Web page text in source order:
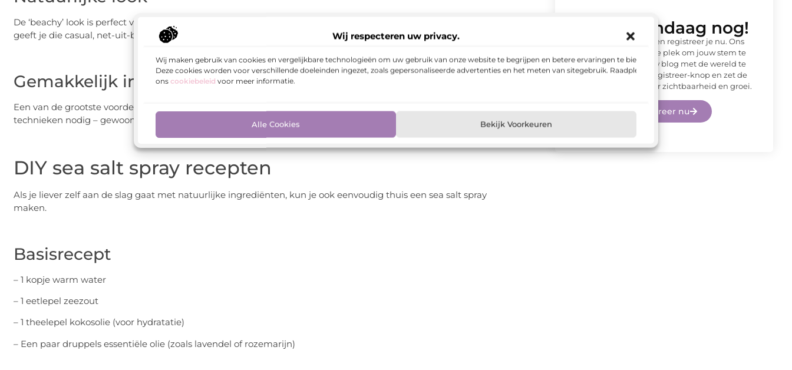
Wij respecteren uw privacy.
Wij maken gebruik van cookies en vergelijkbare technologieën om uw gebruik van onze website te begrijpen en betere ervaringen te bieden.
Deze cookies worden voor verschillende doeleinden ingezet, zoals gepersonaliseerde advertenties en het meten van sitegebruik. Raadpleeg
ons cookiebeleid voor meer informatie.
Alle Cookies Bekijk Voorkeuren
De ‘beachy’ look is perfect voor iedereen die houdt van een natuurlijke uitstraling zonder veel moeite te doen. Het
geeft je die casual, net-uit-bed vibe die toch stijlvol oogt.
Gemakkelijk in gebruik
Een van de grootste voordelen is hoe gemakkelijk het is om te gebruiken. Geen ingewikkelde stylingtools of
technieken nodig – gewoon sprayen, kneden, en klaar!
DIY sea salt spray recepten
Als je liever zelf aan de slag gaat met natuurlijke ingrediënten, kun je ook eenvoudig thuis een sea salt spray
maken.
Basisrecept
– 1 kopje warm water
– 1 eetlepel zeezout
– 1 theelepel kokosolie (voor hydratatie)
– Een paar druppels essentiële olie (zoals lavendel of rozemarijn)
Begin vandaag nog!
Wacht niet langer en registreer je nu. Ons
platform is de ideale plek om jouw stem te
laten horen en jouw blog met de wereld te
delen. Klik op de Registreer-knop en zet de
eerste stap naar meer zichtbaarheid en groei.
Registreer nu